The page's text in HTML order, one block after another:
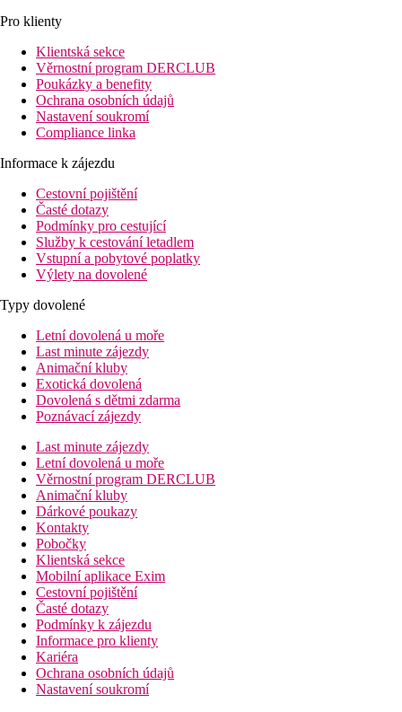
Pro klienty
Klientská sekce
Věrnostní program DERCLUB
Poukázky a benefity
Ochrana osobních údajů
Nastavení soukromí
Compliance linka
Informace k zájezdu
Cestovní pojištění
Časté dotazy
Podmínky pro cestující
Služby k cestování letadlem
Vstupní a pobytové poplatky
Výlety na dovolené
Typy dovolené
Letní dovolená u moře
Last minute zájezdy
Animační kluby
Exotická dovolená
Dovolená s dětmi zdarma
Poznávací zájezdy
Last minute zájezdy
Letní dovolená u moře
Věrnostní program DERCLUB
Animační kluby
Dárkové poukazy
Kontakty
Pobočky
Klientská sekce
Mobilní aplikace Exim
Cestovní pojištění
Časté dotazy
Podmínky k zájezdu
Informace pro klienty
Kariéra
Ochrana osobních údajů
Nastavení soukromí